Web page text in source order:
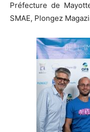
Préfecture de
SMAE, Plongez